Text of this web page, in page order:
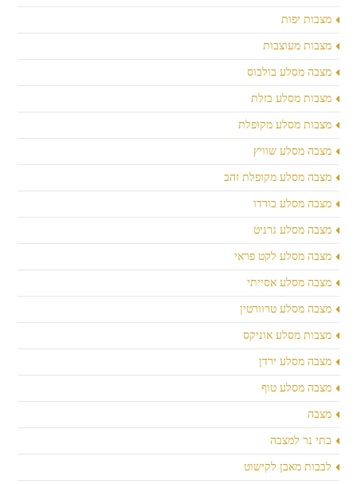
מצבות יפות
מצבות מעוצבות
מצבה מסלע בולבוס
מצבות מסלע בזלת
מצבות מסלע מקופלת
מצבה מסלע שוויץ
מצבה מסלע מקופלת זהב
מצבה מסלע בורדו
מצבה מסלע גרניט
מצבה מסלע לקט פראי
מצבה מסלע אסייתי
מצבה מסלע טרוורטין
מצבות מסלע אוניקס
מצבה מסלע ירדן
מצבה מסלע טוף
מצבה
בתי נר למצבה
לבבות מאבן לקישוט